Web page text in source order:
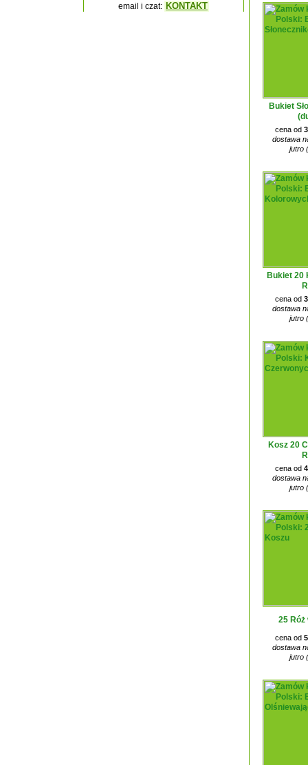
email i czat: KONTAKT
Bukiet
cena od
dostawa
jutro
Bukiet 20
cena od
dostawa
jutro
Kosz 20
cena od
dostawa
jutro
25 Róż
cena od
dostawa
jutro